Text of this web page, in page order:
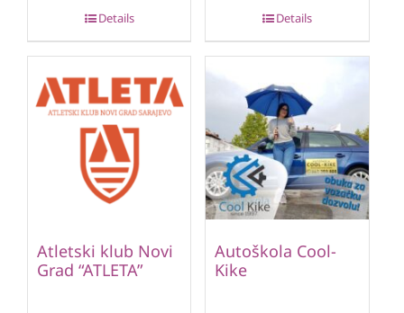
Details Details
Atletski klub Novi
Grad “ATLETA”
Autoškola Cool-
Kike